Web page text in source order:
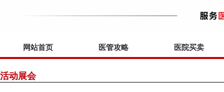
网站首页 医管攻略 医院买卖
活动展会